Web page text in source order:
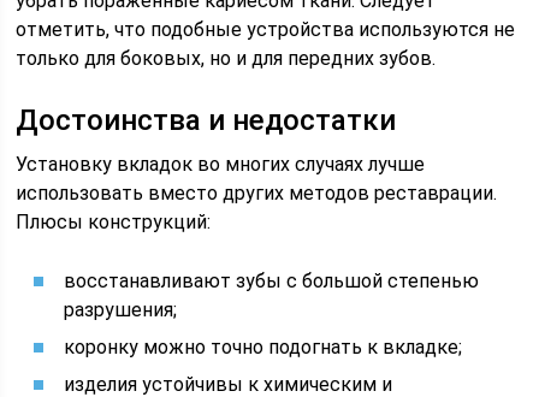
отметить, что подобные устройства используются не
только для боковых, но и для передних зубов.
Достоинства и недостатки
Установку вкладок во многих случаях лучше
использовать вместо других методов реставрации.
Плюсы конструкций:
восстанавливают зубы с большой степенью
разрушения;
коронку можно точно подогнать к вкладке;
изделия устойчивы к химическим и